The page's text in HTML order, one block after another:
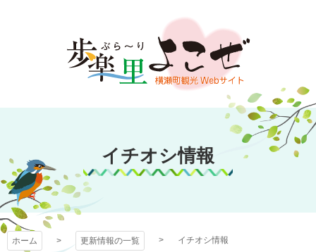
文
キ
プ
歩楽～里（ぶら～
り）よこぜ
イチオシ情報
ホーム 更新情報の一覧 イチオシ情報